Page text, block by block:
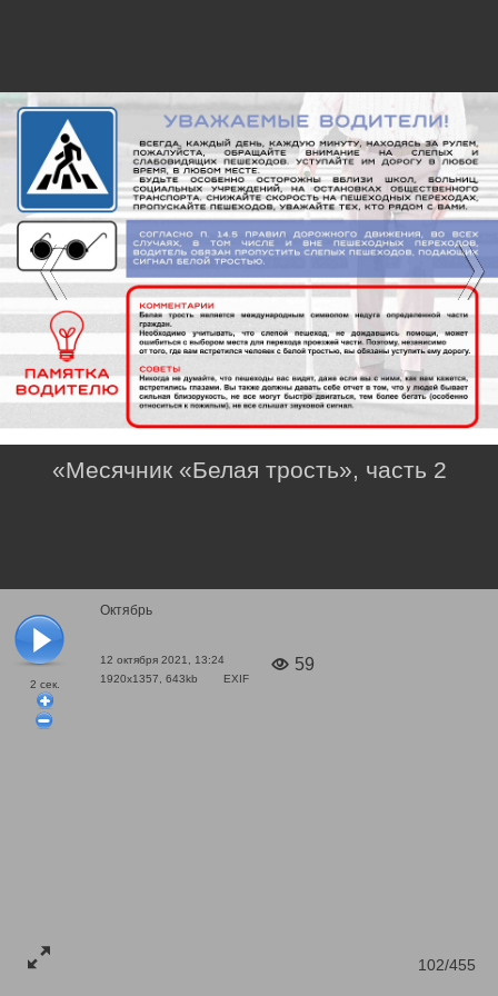
2 сек.
Октябрь
12 октября 2021, 13:24
1920x1357, 643kb
EXIF
59
102/455
«Месячник «Белая трость», часть 2